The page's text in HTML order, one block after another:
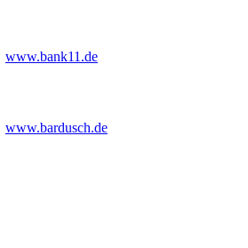
www.bank11.de
www.bardusch.de